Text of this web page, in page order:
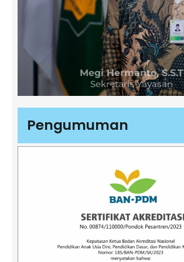
Megi Hermanto, S.S.T
Sekretaris Yayasan
Pengumuman